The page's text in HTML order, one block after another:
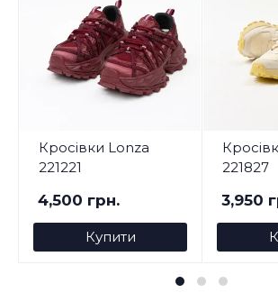
Кросівки Lonza
221221
4,500 грн.
Купити
221827
3,950